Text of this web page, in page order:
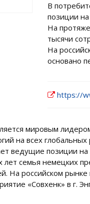
В
позиции
На
тысячи
На
основано
https://
мировым
на всех
ведущие позиции на
семья немецких
На российском рынке
«Совхенк» в г.